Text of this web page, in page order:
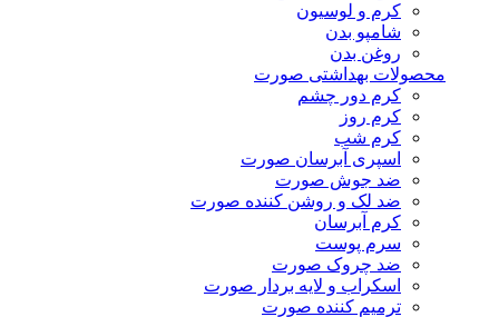
کرم و لوسیون
شامپو بدن
روغن بدن
محصولات بهداشتی صورت
کرم دور چشم
کرم روز
کرم شب
اسپری آبرسان صورت
ضد جوش صورت
ضد لک و روشن کننده صورت
کرم آبرسان
سرم پوست
ضد چروک صورت
اسکراب و لایه بردار صورت
ترمیم کننده صورت